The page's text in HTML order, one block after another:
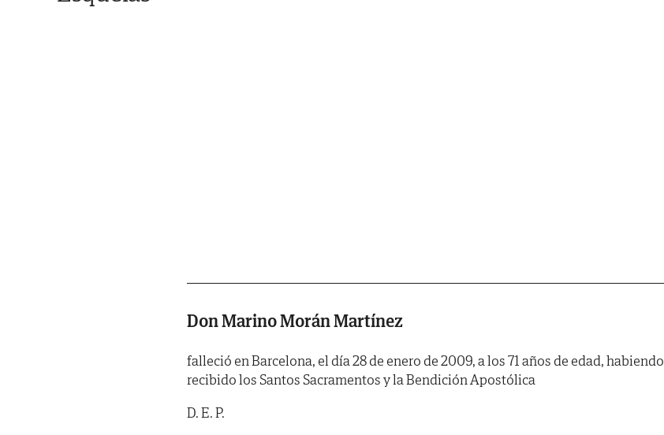
Don Marino Morán Martínez
falleció en Barcelona, el día 28 de enero de 2009, a los 71 años de edad, habiendo
recibido los Santos Sacramentos y la Bendición Apostólica
D. E. P.